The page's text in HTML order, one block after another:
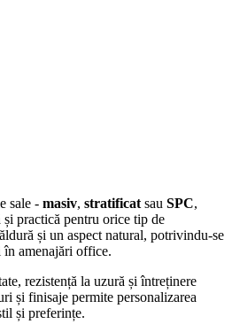
sale - masiv, stratificat sau SPC,
și practică pentru orice tip de
și un aspect natural, potrivindu-se
în amenajări office.
rezistență la uzură și întreținere
și finisaje permite personalizarea
și preferințe.